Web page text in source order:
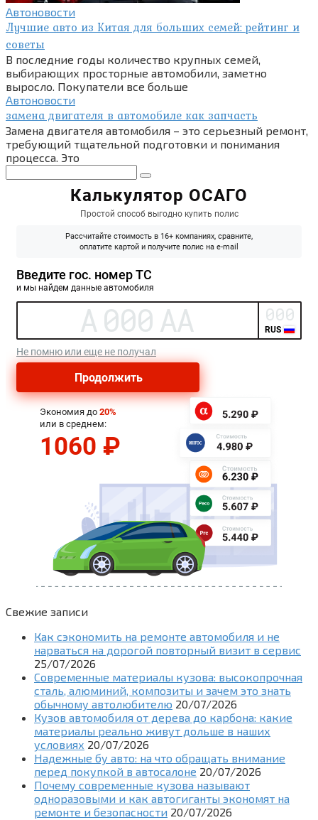
Автоновости
Лучшие авто из Китая для больших семей: рейтинг и
советы
В последние годы количество крупных семей,
выбирающих просторные автомобили, заметно
выросло. Покупатели все больше
Автоновости
замена двигателя в автомобиле как запчасть
Замена двигателя автомобиля – это серьезный ремонт,
требующий тщательной подготовки и понимания
процесса. Это
Свежие записи
Как сэкономить на ремонте автомобиля и не
нарваться на дорогой повторный визит в сервис
25/07/2026
Современные материалы кузова: высокопрочная
сталь, алюминий, композиты и зачем это знать
обычному автолюбителю 20/07/2026
Кузов автомобиля от дерева до карбона: какие
материалы реально живут дольше в наших
условиях 20/07/2026
Надежные бу авто: на что обращать внимание
перед покупкой в автосалоне 20/07/2026
Почему современные кузова называют
одноразовыми и как автогиганты экономят на
ремонте и безопасности 20/07/2026